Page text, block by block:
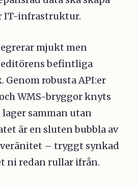
IT-infrastruktur.
mjukt men
befintliga
robusta API:er
WMS-bryggor knyts
samman utan
är en sluten bubbla av
– tryggt synkad
ni redan rullar ifrån.